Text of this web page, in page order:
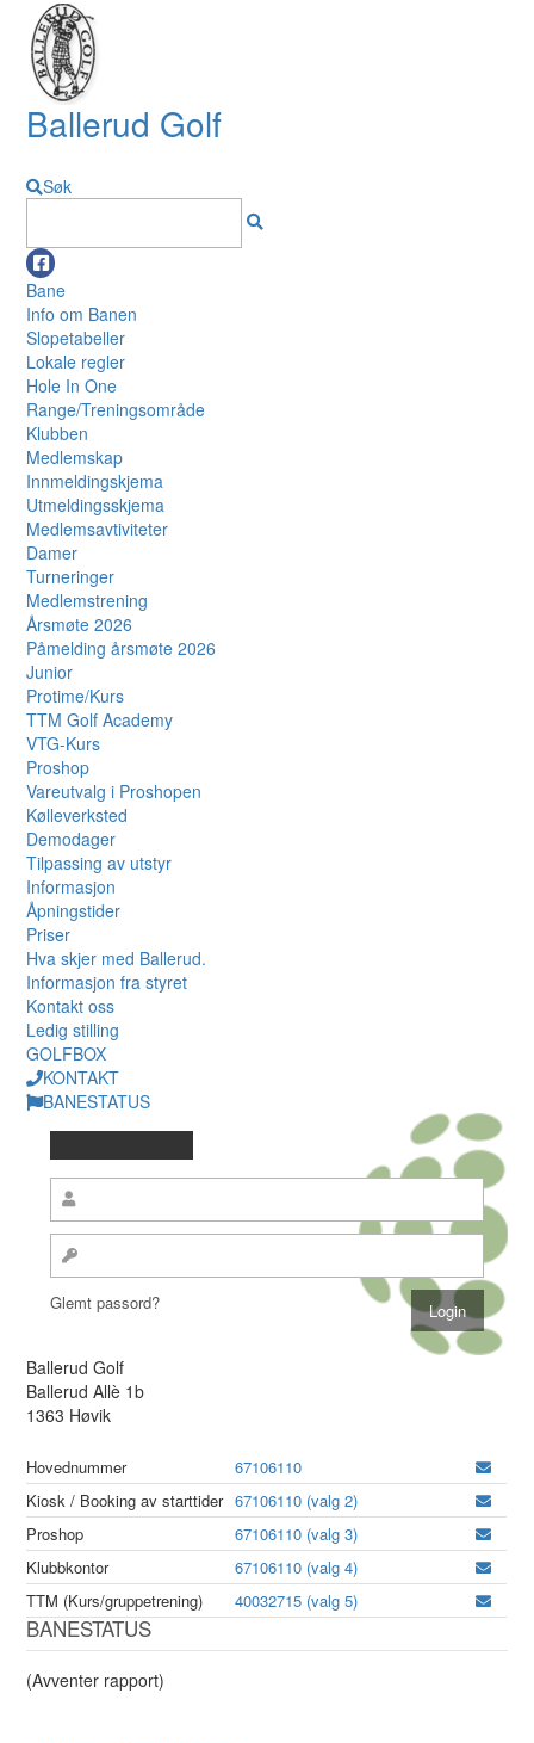
Ballerud Golf
Søk
Bane
Info om Banen
Slopetabeller
Lokale regler
Hole In One
Range/Treningsområde
Klubben
Medlemskap
Innmeldingskjema
Utmeldingsskjema
Medlemsavtiviteter
Damer
Turneringer
Medlemstrening
Årsmøte 2026
Påmelding årsmøte 2026
Junior
Protime/Kurs
TTM Golf Academy
VTG-Kurs
Proshop
Vareutvalg i Proshopen
Kølleverksted
Demodager
Tilpassing av utstyr
Informasjon
Åpningstider
Priser
Hva skjer med Ballerud.
Informasjon fra styret
Kontakt oss
Ledig stilling
GOLFBOX
KONTAKT
BANESTATUS
Glemt passord?
Ballerud Golf
Ballerud Allè 1b
1363 Høvik
Hovednummer
67106110
Kiosk / Booking av starttider 67106110 (valg 2)
Proshop
67106110 (valg 3)
Klubbkontor
67106110 (valg 4)
TTM (Kurs/gruppetrening)
40032715 (valg 5)
BANESTATUS
(Avventer rapport)